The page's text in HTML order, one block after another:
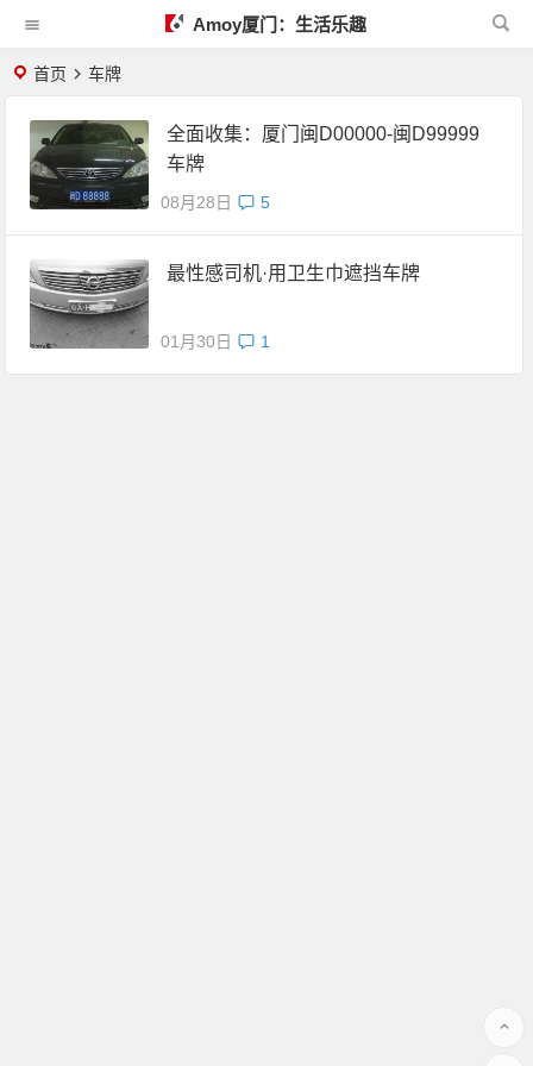
Amoy厦门：生活乐趣
首页 车牌
全面收集：厦门闽D00000-闽D99999
车牌
08月28日 5
最性感司机·用卫生巾遮挡车牌
01月30日 1